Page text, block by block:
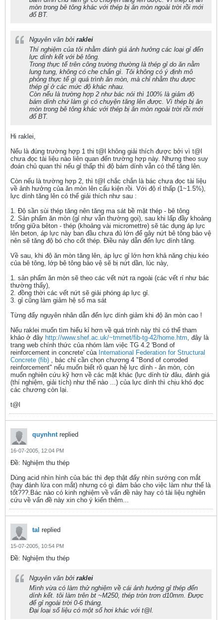
mòn trong bê tông khác với thép bị ăn mòn ngoài trời rồi mới
đổ BT.
Nguyên văn bởi raklei
Thí nghiệm của tôi nhằm đánh giá ảnh hưởng các loại gỉ đến
lực dính kết với bê tông.
Trong thực tế trên công trường thường là thép gỉ do ăn nằm
lung tung, không có che chắn gì. Tôi không có ý định mô
phỏng thực tế gì quá trình ăn mòn, mà chỉ nhằm thu được
thép gỉ ở các mức độ khác nhau.
Còn nếu là trường hợp 2 như bác nói thì 100% là giảm độ
bám dính chứ làm gì có chuyện tăng lên được. Vì thép bị ăn
mòn trong bê tông khác với thép bị ăn mòn ngoài trời rồi mới
đổ BT.
Hi raklei,
Nếu là đúng trường hợp 1 thi t@l không giải thích được bởi vì t@l
chưa đọc tài liệu nào liên quan đến trường hợp này. Nhưng theo suy
đoán chủ quan thì nếu gỉ thấp thì độ bám dính vẫn có thể tăng lên.
Còn nếu là trường hợp 2, thì t@l chắc chắn là bác chưa đọc tài liệu
về ảnh hưởng của ăn mòn lên cấu kiện rồi. Với độ rỉ thấp (1~1.5%),
lực dính tăng lên có thể giải thích như sau :
1. Độ sần sùi thép tăng nên tăng ma sát bề mặt thép - bê tông
2. Sản phẩm ăn mòn (gỉ như vẫn thường gọi), sau khi lấp đầy khoảng
trống giữa bêton - thép (khoảng vài micromettre) sẽ tác dụng áp lực
lên beton, áp lực này ban đầu chưa đủ lớn để gây nứt bê tông bảo vệ
nên sẽ tăng độ bó cho cốt thép. Điều này dẫn đến lực dính tăng.
Về sau, khi độ ăn mòn tăng lên, áp lực gỉ lớn hơn khả năng chịu kéo
của bê tông, lớp bê tông bảo vệ sẽ bị nứt dần, lúc này,
1. sản phẩm ăn mòn sẽ theo các vết nứt ra ngoài (các vết rỉ như bác
thường thấy),
2. đồng thời các vết nứt sẽ giải phóng áp lực gỉ.
3. gỉ cũng làm giảm hệ số ma sát
Từng đấy nguyên nhân dẫn đến lực dính giảm khi độ ăn mòn cao !
Nếu raklei muốn tìm hiểu kỉ hơn về quá trình này thì có thể tham
khảo ở đây http://www.shef.ac.uk/~tmrnet/fib-tg-42/home.htm, đây là
trang web chính thức của nhóm làm việc TG 4.2 'Bond of
reinforcement in concrete' của International Federation for Structural
Concrete (fib) , bác chỉ cần chọn chương 4 "Bond of corroded
reinforcement" nếu muốn biết rõ quan hệ lực dính - ăn mòn, còn
muốn nghiên cứu kỹ hơn về các mặt khác (lực dính từ đâu, đánh giá
(thí nghiệm, giải tích) như thế nào ...) của lực dính thì chịu khó đọc
các chương còn lại.
t@l
quynhntreplied
16-07-2005, 12:04 PM
Ðề: Nghiệm thu thép
Dùng acid nhìn hình của bác thì đẹp thật đấy nhìn sướng con mắt
(hay đánh lừa con mắt) nhưng có gì đảm bảo cho việc làm như thế là
tốt???.Bác nào có kinh nghiệm về vấn đề này hay có tài liệu nghiên
cứu về vấn đề này xin cho ý kiến thêm...
tal replied
15-07-2005, 10:54 PM
Ðề: Nghiệm thu thép
Nguyên văn bởi raklei
Mình vừa có làm thử nghiệm về cái ảnh hưởng gỉ thép đến
dính kết. tôi làm trên bt ~M250, thép tròn trơn d10mm. Được
để gỉ ngoài trời 0-6 tháng.
Đại loại số liệu có một số hơi khác với t@l.